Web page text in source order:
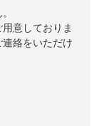
意しておりま
絡をいただけ